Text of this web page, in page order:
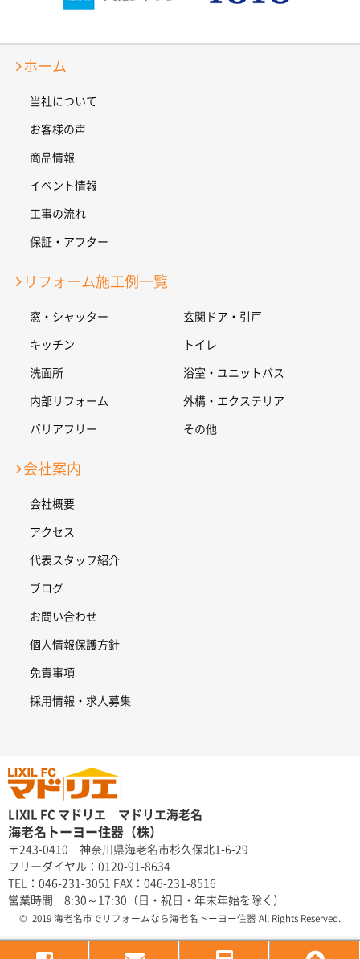
ホーム
当社について
お客様の声
商品情報
イベント情報
工事の流れ
保証・アフター
リフォーム施工例一覧
窓・シャッター 玄関ドア・引戸
キッチン トイレ
洗面所 浴室・ユニットバス
内部リフォーム 外構・エクステリア
バリアフリー その他
会社案内
会社概要
アクセス
代表スタッフ紹介
ブログ
お問い合わせ
個人情報保護方針
免責事項
採用情報・求人募集
LIXIL FC マドリエ マドリエ海老名
海老名トーヨー住器（株）
〒243-0410 神奈川県海老名市杉久保北1-6-29
フリーダイヤル：0120-91-8634
TEL：046-231-3051 FAX：046-231-8516
営業時間 8:30～17:30（日・祝日・年末年始を除く）
© 2019 海老名市でリフォームなら海老名トーヨー住器 All Rights Reserved.